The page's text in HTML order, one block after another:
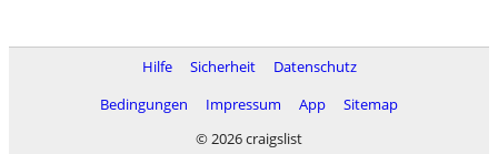
Hilfe Sicherheit
Datenschutz
Bedingungen
Impressum App
Sitemap
© 2026 craigslist